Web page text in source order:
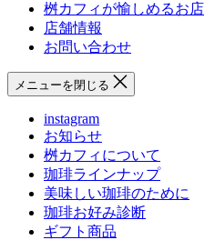
フ
桝カフィが愉しめるお店
店舗情報
お問い合わせ
メニューを閉じる
instagram
お知らせ
桝カフィについて
珈琲ラインナップ
美味しい珈琲のために
珈琲お好み診断
ギフト商品